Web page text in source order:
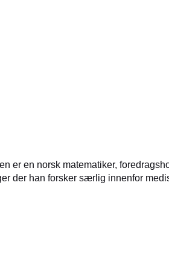
er en norsk matematiker,
der han forsker særlig innenfor